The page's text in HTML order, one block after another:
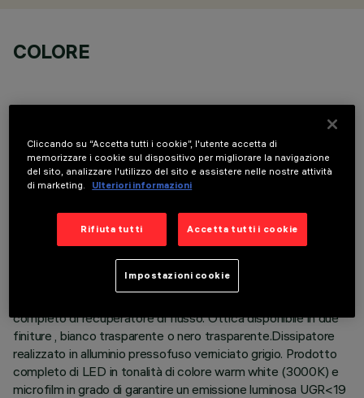
COLORE
DATI TECNICI
ULTIMO AGGIORNAMENTO: 06/08/2026
Apparecchio rotondo fisso finalizzato all'utilizzo di sorgente
LED con tecnologia C.o.B. Versione con falda per installazione
completo di recuperatore di flusso. Ottica disponibile in due
finiture , bianco trasparente o nero trasparente.Dissipatore
realizzato in alluminio pressofuso verniciato grigio. Prodotto
completo di LED in tonalità di colore warm white (3000K) e
microfilm in grado di garantire un emissione luminosa UGR<19
Cliccando su “Accetta tutti i cookie”, l'utente accetta di
memorizzare i cookie sul dispositivo per migliorare la navigazione
del sito, analizzare l'utilizzo del sito e assistere nelle nostre attività
di marketing.
Ulteriori informazioni
Rifiuta tutti Accetta tutti i cookie
Impostazioni cookie